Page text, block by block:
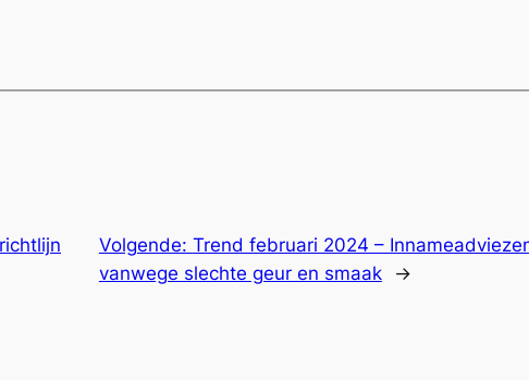
Volgende: Trend februari 2024 –
vanwege slechte geur en smaak
→